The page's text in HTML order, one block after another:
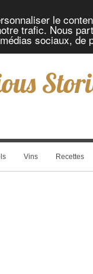
le
trafic. Nous
sociaux, de
Vins Recettes